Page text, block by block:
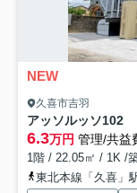
NEW
久喜市吉羽
アッソルッソ102
6.3万円 管理/共益
1階 / 22.05㎡ / 1K /
東北本線「久喜」